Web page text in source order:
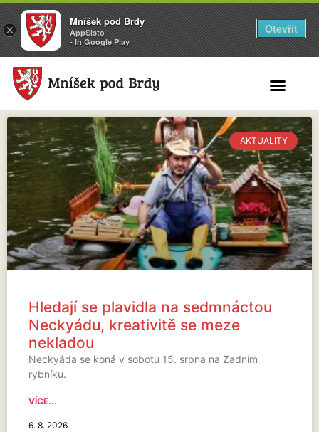
AKTUALITY
Hledají se plavidla na sedmnáctou
Neckyádu, kreativitě se meze
nekladou
Neckyáda se koná v sobotu 15. srpna na Zadním
rybníku.
VÍCE...
6. 8. 2026
×
Mníšek pod Brdy
AppSisto
- In Google Play
Otevřít